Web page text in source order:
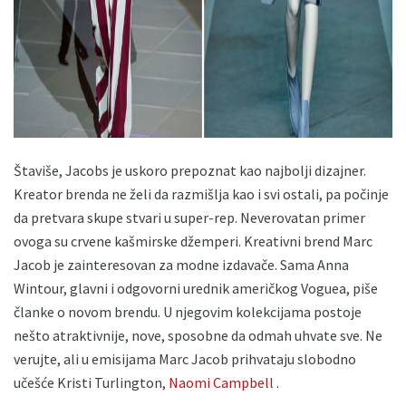
Štaviše, Jacobs je uskoro prepoznat kao najbolji dizajner.
Kreator brenda ne želi da razmišlja kao i svi ostali, pa počinje
da pretvara skupe stvari u super-rep. Neverovatan primer
ovoga su crvene kašmirske džemperi. Kreativni brend Marc
Jacob je zainteresovan za modne izdavače. Sama Anna
Wintour, glavni i odgovorni urednik američkog Voguea, piše
članke o novom brendu. U njegovim kolekcijama postoje
nešto atraktivnije, nove, sposobne da odmah uhvate sve. Ne
verujte, ali u emisijama Marc Jacob prihvataju slobodno
učešće Kristi Turlington, Naomi Campbell .